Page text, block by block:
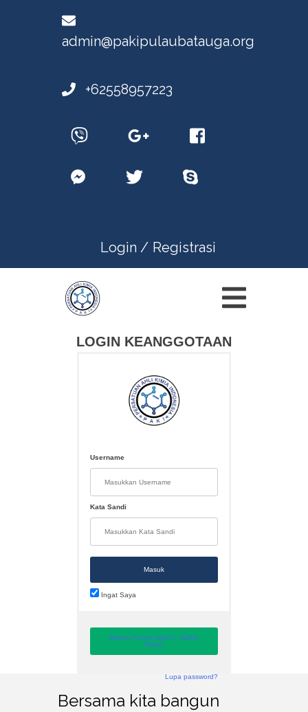
admin@pakipulaubatauga.org
+62558957223
Login / Registrasi
LOGIN KEANGGOTAAN
Username
Kata Sandi
Masuk
Ingat Saya
Belum Punya Akun?, Daftar
Disini!
Lupa password?
Bersama kita bangun